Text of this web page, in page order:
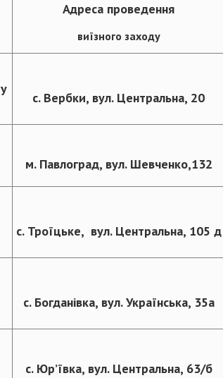
Адреса проведення
виїзного заходу
с. Вербки, вул. Центральна, 20
м. Павлоград, вул. Шевченко,132
с. Троїцьке, вул. Центральна, 105 д
с. Богданівка, вул. Українська, 35а
с. Юр’ївка, вул. Центральна, 63/б